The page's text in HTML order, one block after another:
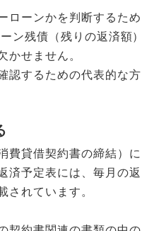
ローンかを判断するため
ン残債（残りの返済額）
かせません。
認するための代表的な方
費貸借契約書の締結）に
済予定表には、毎月の返
されています。